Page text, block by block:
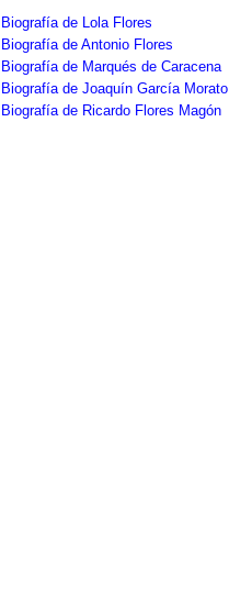
Biografía de Lola Flores
Biografía de Antonio Flores
Biografía de Marqués de Caracena
Biografía de Joaquín García Morato
Biografía de Ricardo Flores Magón